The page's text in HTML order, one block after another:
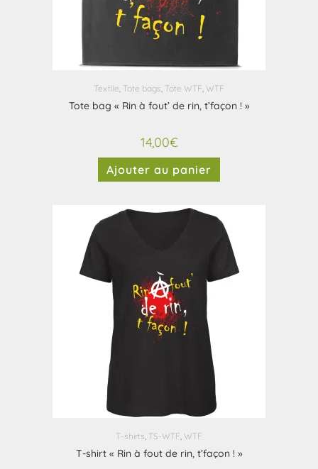
Textile, Tote bags, Tote WTF, WTF
Tote bag « Rin à fout’ de rin, t’façon ! »
14,00€
Ajouter au panier
T-shirts TS-WTF WTF
T-shirt « Rin à fout de rin, t’façon ! »